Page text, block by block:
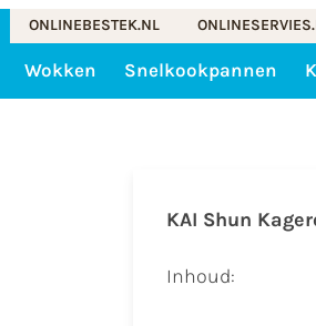
ONLINEBESTEK.NL
Wokken Snelkookpannen
KAI Shun
Inhoud: